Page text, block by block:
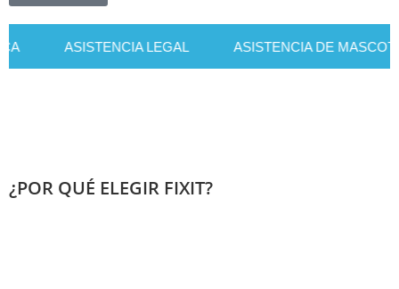
ASISTENCIA LEGAL ASISTENCIA DE MASCOTAS
¿POR QUÉ ELEGIR FIXIT?